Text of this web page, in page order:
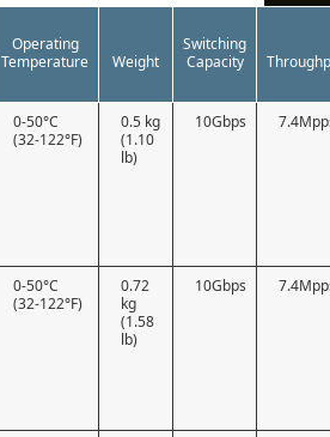
Operating
Temperature
Weight
Switching
Capacity
0-50°C
(32-122°F)
0.5 kg
(1.10
lb)
10Gbps
0-50°C
(32-122°F)
0.72
kg
(1.58
lb)
10Gbps